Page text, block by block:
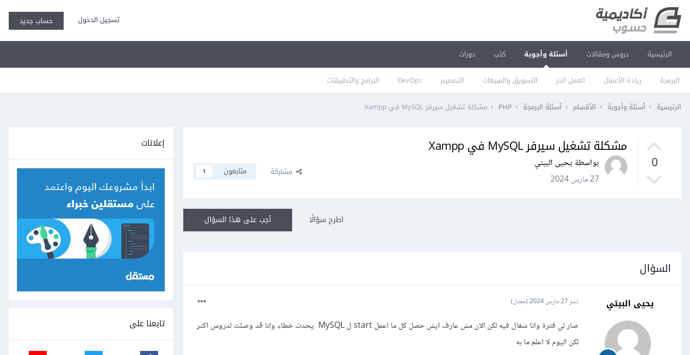
تسجيل الدخول حساب جديد
الرئيسية دروس ومقالات أسئلة وأجوبة
البرمجة ريادة الأعمال العمل الحر التسويق والمبيعات التصميم DevOps البرامج والتطبيقات
كتب دورات
الرئيسية أسئلة وأجوبة الأقسام أسئلة البرمجة PHP مشكلة تشغيل سيرفر MySQL في Xampp
0
مشكلة تشغيل سيرفر MySQL في Xampp
بواسطة يحيى البيتي
27 مارس 2024
مشاركة متابعون 1
أجب على هذا السؤال اطرح سؤالًا
السؤال
يحيى البيتي نشر27 مارس 2024 (معدل)
صار لي فترة وانا شغال فيه لكن الان مش عارف ايش حصل كل ما اعمل start ل MySQL يحدث خطاء وانا قد وصلت لدروس اكثر
لكن اليوم لا اعلم ما به
إعلانات
تابعنا على